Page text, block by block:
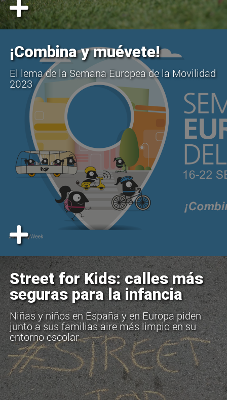
¡Combina y muévete!
El lema de la Semana Europea de la Movilidad
2023
Street for Kids: calles más
seguras para la infancia
Niñas y niños en España y en Europa piden
junto a sus familias aire más limpio en su
entorno escolar